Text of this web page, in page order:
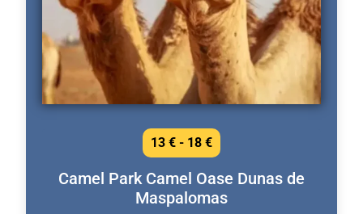
Camel Park Camel Oase Dunas de
Maspalomas
13 € - 18 €